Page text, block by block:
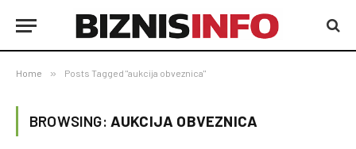
Home » Posts Tagged "aukcija obveznica"
BROWSING: AUKCIJA OBVEZNICA